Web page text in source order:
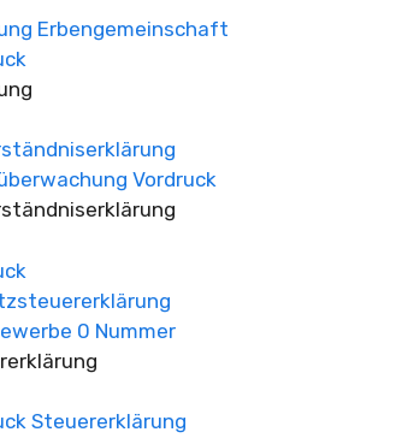
Erbengemeinschaft
Vordruck
0 Nummer
Steuererklärung